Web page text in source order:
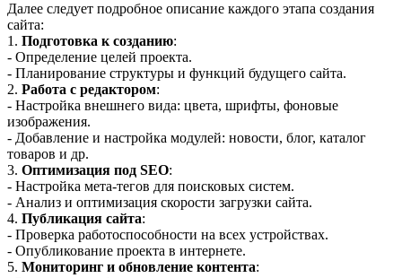
Далее следует подробное описание каждого этапа создания
сайта:
1. Подготовка к созданию:
- Определение целей проекта.
- Планирование структуры и функций будущего сайта.
2. Работа с редактором:
- Настройка внешнего вида: цвета, шрифты, фоновые
изображения.
- Добавление и настройка модулей: новости, блог, каталог
товаров и др.
3. Оптимизация под SEO:
- Настройка мета-тегов для поисковых систем.
- Анализ и оптимизация скорости загрузки сайта.
4. Публикация сайта:
- Проверка работоспособности на всех устройствах.
- Опубликование проекта в интернете.
5. Мониторинг и обновление контента: